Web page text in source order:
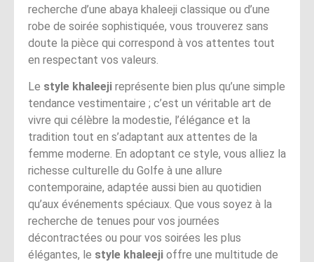
recherche d’une abaya khaleeji classique ou d’une
robe de soirée sophistiquée, vous trouverez sans
doute la pièce qui correspond à vos attentes tout
en respectant vos valeurs.
Le style khaleeji représente bien plus qu’une simple
tendance vestimentaire ; c’est un véritable art de
vivre qui célèbre la modestie, l’élégance et la
tradition tout en s’adaptant aux attentes de la
femme moderne. En adoptant ce style, vous alliez la
richesse culturelle du Golfe à une allure
contemporaine, adaptée aussi bien au quotidien
qu’aux événements spéciaux. Que vous soyez à la
recherche de tenues pour vos journées
décontractées ou pour vos soirées les plus
élégantes, le style khaleeji offre une multitude de